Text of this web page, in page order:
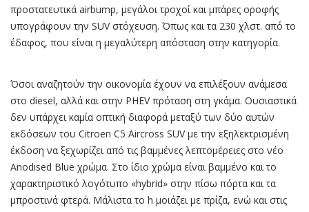
προστατευτικά airbump, μεγάλοι τροχοί και μπάρες οροφής
υπογράφουν την SUV στόχευση. Όπως και τα 230 χλστ. από το
έδαφος, που είναι η μεγαλύτερη απόσταση στην κατηγορία.
Όσοι αναζητούν την οικονομία έχουν να επιλέξουν ανάμεσα
στο diesel, αλλά και στην PHEV πρόταση στη γκάμα. Ουσιαστικά
δεν υπάρχει καμία οπτική διαφορά μεταξύ των δύο αυτών
εκδόσεων του Citroen C5 Aircross SUV με την εξηλεκτρισμένη
έκδοση να ξεχωρίζει από τις βαμμένες λεπτομέρειες στο νέο
Anodised Blue χρώμα. Στο ίδιο χρώμα είναι βαμμένο και το
χαρακτηριστικό λογότυπο «hybrid» στην πίσω πόρτα και τα
μπροστινά φτερά. Μάλιστα το h μοιάζει με πρίζα, ενώ και στις